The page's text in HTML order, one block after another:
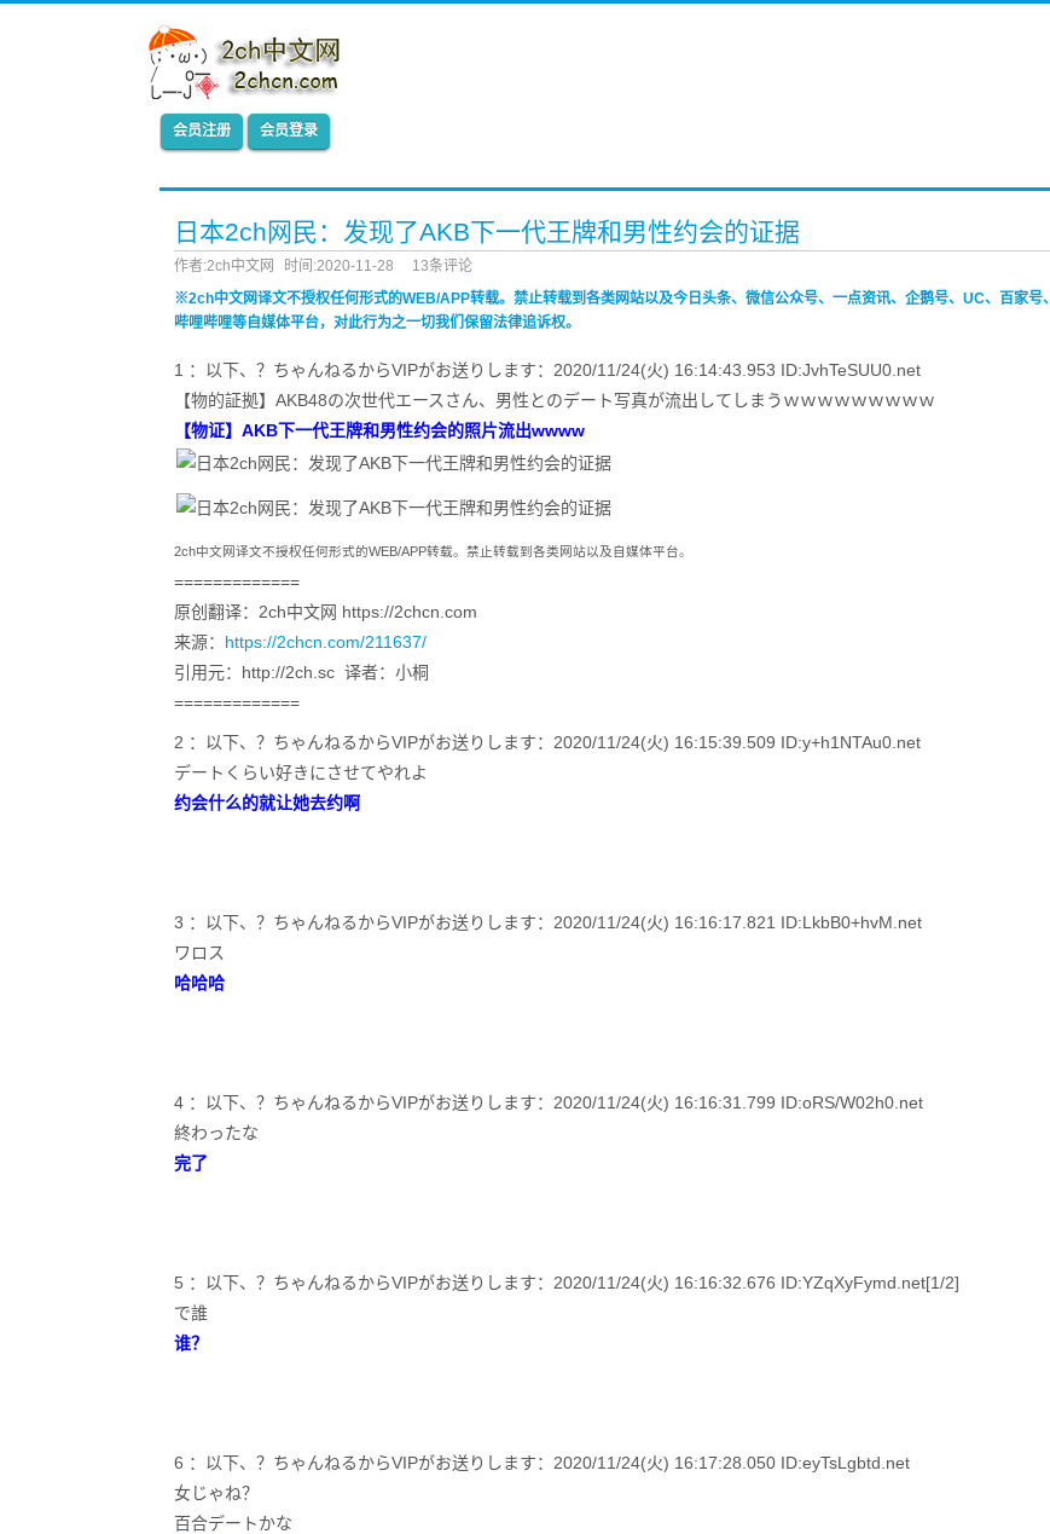
会员注册 会员登录
日本2ch网民：发现了AKB下一代王牌和男性约会的证据
作者:2ch中文网 时间:2020-11-28
13条评论
※2ch中文网译文不授权任何形式的WEB/APP转载。禁止转载到各类网站以及今日头条、微信公众号、一点资讯、企鹅号、UC、百家号、
哔哩哔哩等自媒体平台，对此行为之一切我们保留法律追诉权。
1 ：以下、？ちゃんねるからVIPがお送りします：2020/11/24(火) 16:14:43.953 ID:JvhTeSUU0.net
【物的証拠】AKB48の次世代エースさん、男性とのデート写真が流出してしまうｗｗｗｗｗｗｗｗｗ
【物证】AKB下一代王牌和男性约会的照片流出wwww
2ch中文网译文不授权任何形式的WEB/APP转载。禁止转载到各类网站以及自媒体平台。
=============
原创翻译：2ch中文网 https://2chcn.com
来源： https://2chcn.com/211637/
引用元：http://2ch.sc 译者：小桐
=============
2 ：以下、？ちゃんねるからVIPがお送りします：2020/11/24(火) 16:15:39.509 ID:y+h1NTAu0.net
デートくらい好きにさせてやれよ
约会什么的就让她去约啊
3 ：以下、？ちゃんねるからVIPがお送りします：2020/11/24(火) 16:16:17.821 ID:LkbB0+hvM.net
ワロス
哈哈哈
4 ：以下、？ちゃんねるからVIPがお送りします：2020/11/24(火) 16:16:31.799 ID:oRS/W02h0.net
終わったな
完了
5 ：以下、？ちゃんねるからVIPがお送りします：2020/11/24(火) 16:16:32.676 ID:YZqXyFymd.net[1/2]
で誰
谁？
6 ：以下、？ちゃんねるからVIPがお送りします：2020/11/24(火) 16:17:28.050 ID:eyTsLgbtd.net
女じゃね？
百合デートかな